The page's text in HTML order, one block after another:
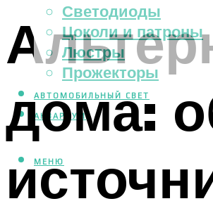
Светодиоды
Цоколи и патроны
Люстры
Прожекторы
АВТОМОБИЛЬНЫЙ СВЕТ
АКВАРИУМ
МЕНЮ
дома: